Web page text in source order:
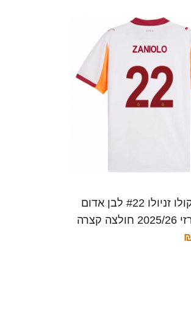
ילדים ניקולו זניולו #22 לבן אדום
קצרה